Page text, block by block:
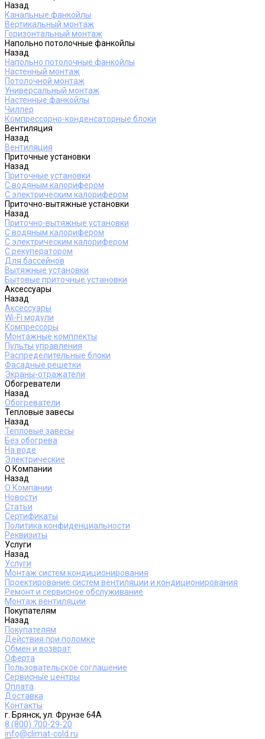
Назад
Канальные фанкойлы
Вертикальный монтаж
Горизонтальный монтаж
Напольно потолочные фанкойлы
Назад
Напольно потолочные фанкойлы
Настенный монтаж
Потолочной монтаж
Универсальный монтаж
Настенные фанкойлы
Чиллер
Компрессорно-конденсаторные блоки
Вентиляция
Назад
Вентиляция
Приточные установки
Назад
Приточные установки
С водяным калорифером
С электрическим калорифером
Приточно-вытяжные установки
Назад
Приточно-вытяжные установки
С водяным калорифером
С электрическим калорифером
С рекуператором
Для бассейнов
Вытяжные установки
Бытовые приточные установки
Аксессуары
Назад
Аксессуары
Wi-Fi модули
Компрессоры
Монтажные комплекты
Пульты управления
Распределительные блоки
Фасадные решетки
Экраны-отражатели
Обогреватели
Назад
Обогреватели
Тепловые завесы
Назад
Тепловые завесы
Без обогрева
На воде
Электрические
О Компании
Назад
О Компании
Новости
Статьи
Сертификаты
Политика конфиденциальности
Реквизиты
Услуги
Назад
Услуги
Монтаж систем кондиционирования
Проектирование систем вентиляции и кондиционирования
Ремонт и сервисное обслуживание
Монтаж вентиляции
Покупателям
Назад
Покупателям
Действия при поломке
Обмен и возврат
Оферта
Пользовательское соглашение
Сервисные центры
Оплата
Доставка
Контакты
г. Брянск, ул. Фрунзе 64А
8 (800) 700-29-20
info@climat-cold.ru